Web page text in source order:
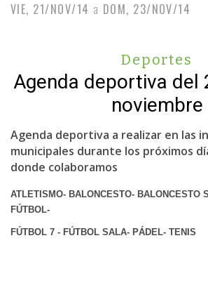
VIE, 21/NOV/14 a DOM, 23/NOV/14
Deportes
Agenda deportiva del
noviembre
Agenda deportiva a realizar en las
municipales durante los próximos
donde colaboramos
ATLETISMO- BALONCESTO- BALONCESTO
FÚTBOL-
FÚTBOL 7 - FÚTBOL SALA- PÁDEL- TENIS